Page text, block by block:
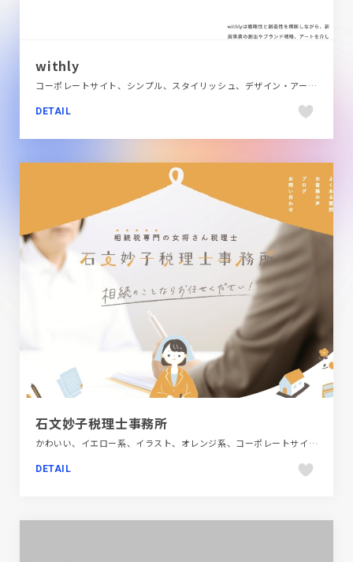
withly
コーポレートサイト、シンプル、スタイリッシュ、デザイン・アート・音楽・文芸、ホワイト系
DETAIL
石文妙子税理士事務所
かわいい、イエロー系、イラスト、オレンジ系、コーポレートサイト、ナチュラル、ブランド・サービスサイト、ベージュ・ゴールド系、大きめ写真、金融・法律・人材・専門職
DETAIL